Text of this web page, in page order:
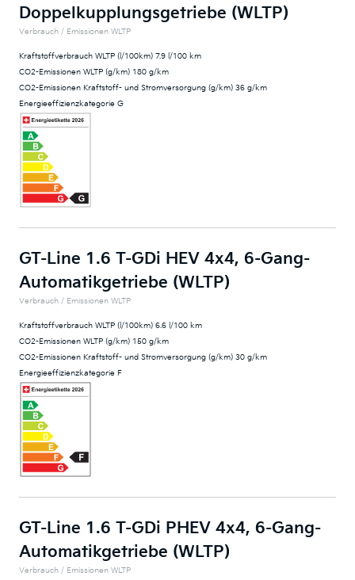
Doppelkupplungsgetriebe (WLTP)
Verbrauch / Emissionen WLTP
Kraftstoffverbrauch WLTP (l/100km) 7.9 l/100 km
CO2-Emissionen WLTP (g/km) 180 g/km
CO2-Emissionen Kraftstoff- und Stromversorgung (g/km) 36 g/km
Energieeffizienzkategorie G
GT-Line 1.6 T-GDi HEV 4x4, 6-Gang-
Automatikgetriebe (WLTP)
Verbrauch / Emissionen WLTP
Kraftstoffverbrauch WLTP (l/100km) 6.6 l/100 km
CO2-Emissionen WLTP (g/km) 150 g/km
CO2-Emissionen Kraftstoff- und Stromversorgung (g/km) 30 g/km
Energieeffizienzkategorie F
GT-Line 1.6 T-GDi PHEV 4x4, 6-Gang-
Automatikgetriebe (WLTP)
Verbrauch / Emissionen WLTP